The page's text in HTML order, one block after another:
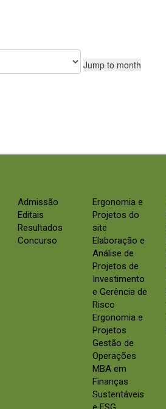
Jump to month
Admissão
Editais
Resultados
Concurso
Ergonomia e
Projetos do
site
Elaboração e
Análise de
Projetos de
Investimento
e Gerência de
Risco
Ergonomia e
Projetos
Gestão de
Operações
MBA em
Finanças
Sustentáveis